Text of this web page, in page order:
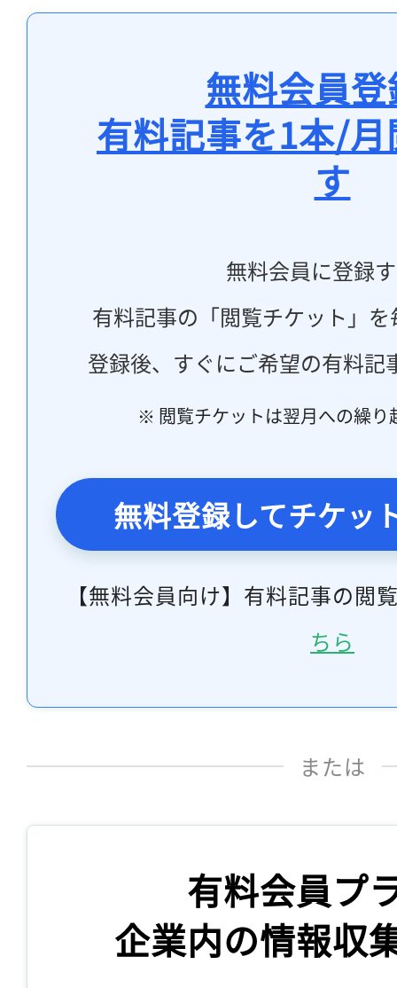
無料会員
有料記事を1本/
す
無料会員に登録
有料記事の「閲覧チケット」
登録後、すぐにご希望の有料記
※ 閲覧チケットは翌月への繰り
無料登録してチケッ
【無料会員向け】有料記事の閲
ちら
または
有料会員プ
企業内の情報収